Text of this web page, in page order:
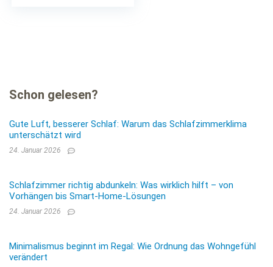
Schon gelesen?
Gute Luft, besserer Schlaf: Warum das Schlafzimmerklima
unterschätzt wird
24. Januar 2026
Schlafzimmer richtig abdunkeln: Was wirklich hilft – von
Vorhängen bis Smart-Home-Lösungen
24. Januar 2026
Minimalismus beginnt im Regal: Wie Ordnung das Wohngefühl
verändert